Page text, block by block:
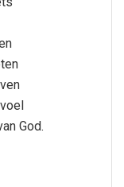
God.